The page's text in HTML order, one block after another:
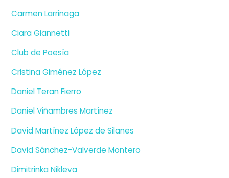
Carmen Larrinaga
Ciara Giannetti
Club de Poesía
Cristina Giménez López
Daniel Teran Fierro
Daniel Viñambres Martínez
David Martínez López de Silanes
David Sánchez-Valverde Montero
Dimitrinka Nikleva